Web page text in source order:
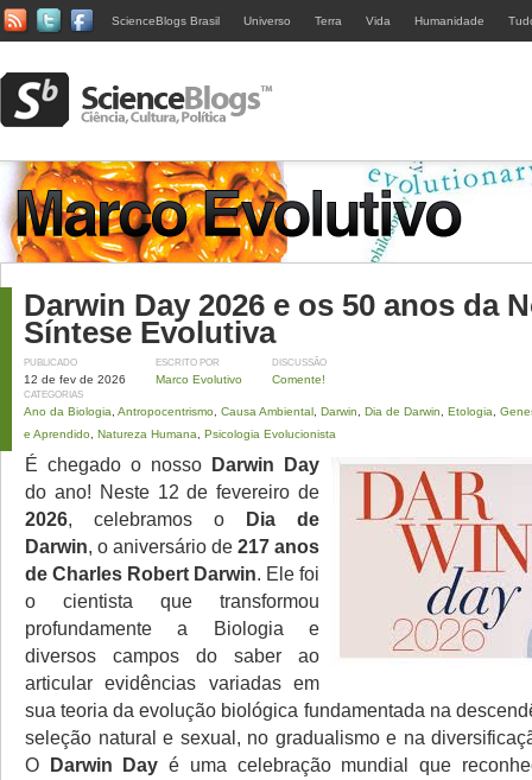
ScienceBlogs Brasil Universo Terra Vida Humanidade
Darwin Day 2026 e os 50 anos da
Síntese Evolutiva
PUBLICADO
12 de fev de 2026
ESCRITO POR
Marco Evolutivo
DISCUSSÃO
Comente!
CATEGORIAS
Ano da Biologia Antropocentrismo Causa Ambiental Darwin Dia de Darwin Etologia
e Aprendido
Natureza Humana Psicologia Evolucionista
É chegado o nosso Darwin Day
do ano! Neste 12 de fevereiro de
2026, celebramos o Dia de
Darwin, o aniversário de 217 anos
de Charles Robert Darwin. Ele foi
o cientista que transformou
profundamente a Biologia e
diversos campos do saber ao
articular evidências variadas em
sua teoria da evolução biológica fundamentada na
seleção natural e sexual, no gradualismo e na
O Darwin Day é uma celebração mundial que